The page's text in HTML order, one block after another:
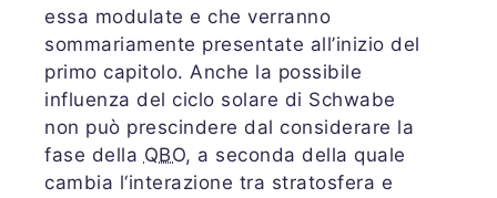
essa modulate e che verranno
sommariamente presentate all’inizio del
primo capitolo. Anche la possibile
influenza del ciclo solare di Schwabe
non può prescindere dal considerare la
fase della QBO, a seconda della quale
cambia l‘interazione tra stratosfera e